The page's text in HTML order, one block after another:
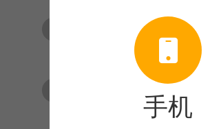
直方图·样式·
常用图层混
手机